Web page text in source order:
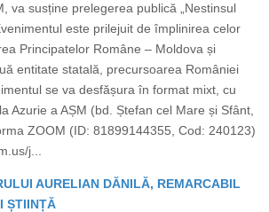
va susține prelegerea publică „Nestinsul
este prilejuit de împlinirea celor
Principatelor Române – Moldova și
entitate statală, precursoarea României
se va desfășura în format mixt, cu
Azurie a AȘM (bd. Ștefan cel Mare și Sfânt,
ZOOM (ID: 81899144355, Cod: 240123)
j...
AURELIAN DĂNILĂ, REMARCABIL
ȘTIINȚĂ